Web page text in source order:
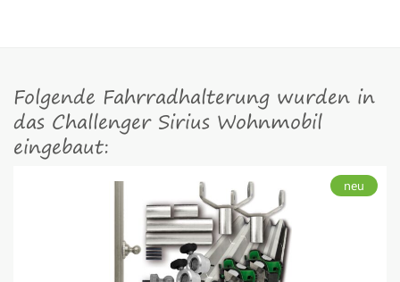
Folgende Fahrradhalterung wurden in
das Challenger Sirius Wohnmobil
eingebaut:
neu